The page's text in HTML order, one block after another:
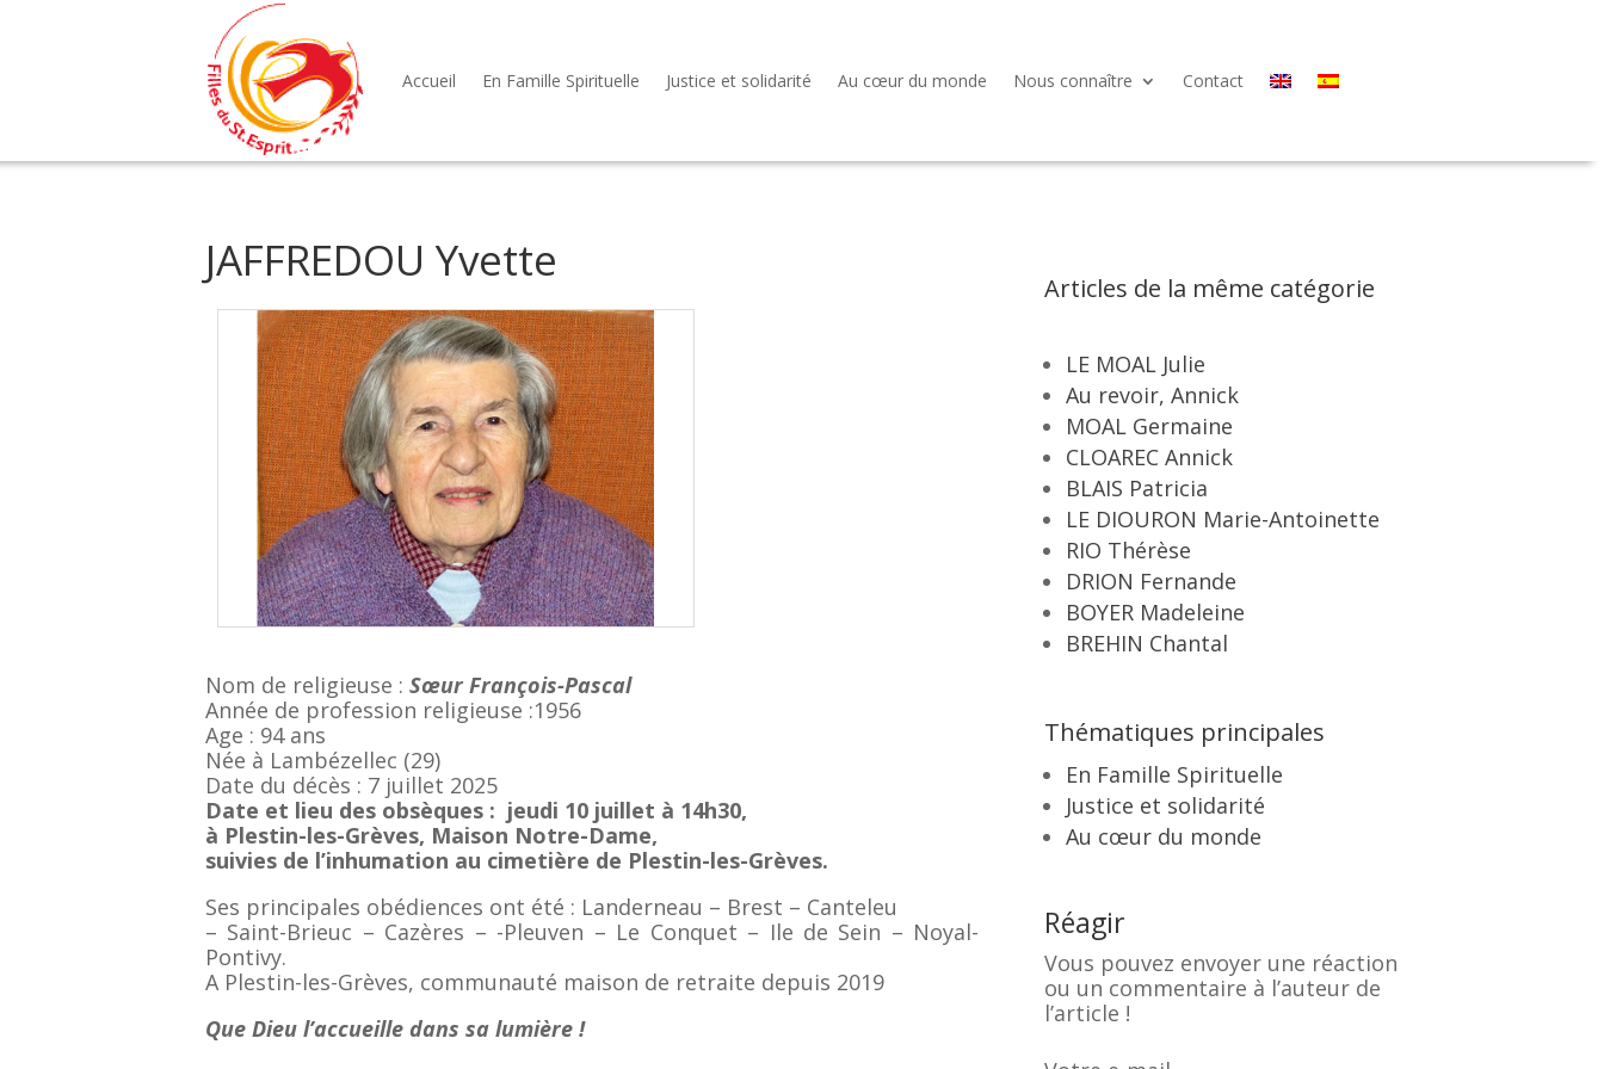
Accueil En Famille Spirituelle Justice et solidarité Au cœur du monde Nous connaître Contact
JAFFREDOU Yvette
Nom de religieuse : Sœur François-Pascal
Année de profession religieuse :1956
Age : 94 ans
Née à Lambézellec (29)
Date du décès : 7 juillet 2025
Date et lieu des obsèques : jeudi 10 juillet à 14h30,
à Plestin-les-Grèves, Maison Notre-Dame,
suivies de l’inhumation au cimetière de Plestin-les-Grèves.
Ses principales obédiences ont été : Landerneau – Brest – Canteleu
– Saint-Brieuc – Cazères – -Pleuven – Le Conquet – Ile de Sein – Noyal-
Pontivy.
A Plestin-les-Grèves, communauté maison de retraite depuis 2019
Que Dieu l’accueille dans sa lumière !
Articles de la même catégorie
LE MOAL Julie
Au revoir, Annick
MOAL Germaine
CLOAREC Annick
BLAIS Patricia
LE DIOURON Marie-Antoinette
RIO Thérèse
DRION Fernande
BOYER Madeleine
BREHIN Chantal
Thématiques principales
En Famille Spirituelle
Justice et solidarité
Au cœur du monde
Réagir
Vous pouvez envoyer une réaction
ou un commentaire à l’auteur de
l’article !